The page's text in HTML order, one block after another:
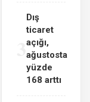
3
Dış
ticaret
açığı,
ağustosta
yüzde
168 arttı